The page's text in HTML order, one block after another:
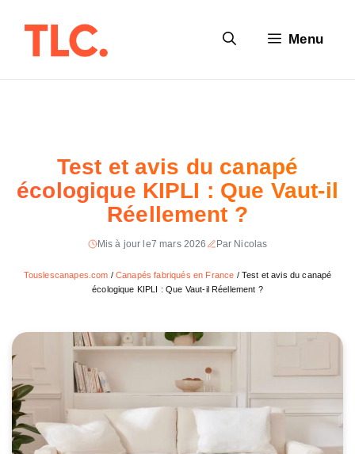
Menu
Test et avis du canapé
écologique KIPLI : Que Vaut-il
Réellement ?
Mis à jour le7 mars 2026 Par Nicolas
Touslescanapes.com /Canapés fabriqués en France / Test et avis du canapé
écologique KIPLI : Que Vaut-il Réellement ?